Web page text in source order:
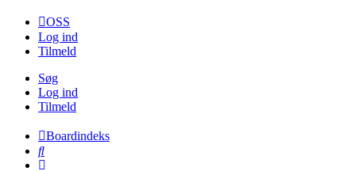
OSS
Log ind
Tilmeld
Søg
Log ind
Tilmeld
Boardindeks
Søg